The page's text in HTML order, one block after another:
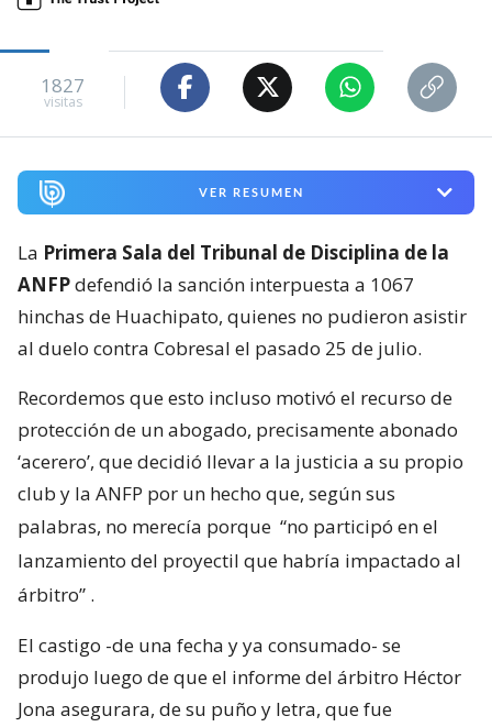
1827
visitas
VER RESUMEN
La Primera Sala del Tribunal de Disciplina de la
ANFPdefendió la sanción interpuesta a 1067
hinchas de Huachipato, quienes no pudieron asistir
al duelo contra Cobresal el pasado 25 de julio.
Recordemos que esto incluso motivó el recurso de
protección de un abogado, precisamente abonado
‘acerero’, que decidió llevar a la justicia a su propio
club y la ANFP por un hecho que, según sus
palabras, no merecía porque “no participó en el
lanzamiento del proyectil que habría impactado al
árbitro” .
El castigo -de una fecha y ya consumado- se
produjo luego de que el informe del árbitro Héctor
Jona asegurara, de su puño y letra, que fue